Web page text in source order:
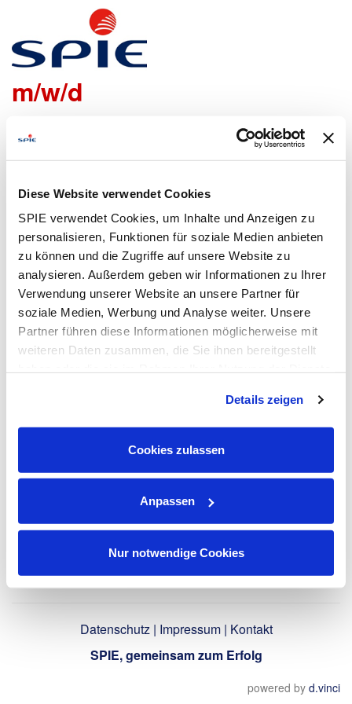
Diese Website verwendet Cookies
SPIE verwendet Cookies, um Inhalte und Anzeigen zu
personalisieren, Funktionen für soziale Medien anbieten
zu können und die Zugriffe auf unsere Website zu
analysieren. Außerdem geben wir Informationen zu Ihrer
Verwendung unserer Website an unsere Partner für
soziale Medien, Werbung und Analyse weiter. Unsere
Partner führen diese Informationen möglicherweise mit
weiteren Daten zusammen, die Sie ihnen bereitgestellt
Verarbeitung Ihrer Daten in den USA ein. Alle weiteren
Informationen zu Cookies finden Sie in unseren
Datenschutzhinweisen .
Details zeigen
Cookies zulassen
Anpassen
Nur notwendige Cookies
Standortleiter Netzbau
m/w/d
Wir freuen uns sehr, dass Du Dich bei uns bewerben
möchtest!
Um den Bewerbungsprozess für Dich so einfach wie
an, um Daten zu übermitteln:
Bewerbungsformular
ausfüllen
LinkedIn-Profil
Lebenslauf
hochladen
Datenschutz| Impressum| Kontakt
SPIE, gemeinsam zum Erfolg
powered by d.vinci